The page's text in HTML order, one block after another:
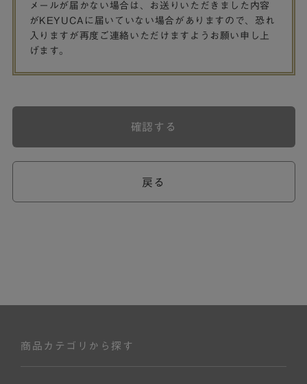
メールが届かない場合は、お送りいただきました内容
がKEYUCAに届いていない場合がありますので、恐れ
入りますが再度ご連絡いただけますようお願い申し上
げます。
戻る
確認する
商品カテゴリから探す